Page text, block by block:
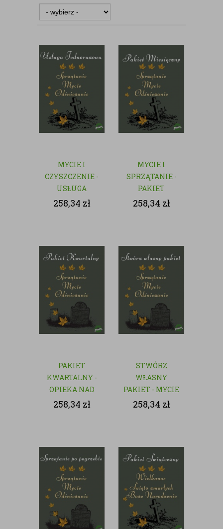
MYCIE I
CZYSZCZENIE -
USŁUGA
JEDNORAZOWA
258,34 zł
MYCIE I
SPRZĄTANIE -
PAKIET
MIESIĘCZY
258,34 zł
PAKIET
KWARTALNY -
OPIEKA NAD
GROBAMI
258,34 zł
STWÓRZ
WŁASNY
PAKIET - MYCIE
I CZYSZCZENIE
258,34 zł